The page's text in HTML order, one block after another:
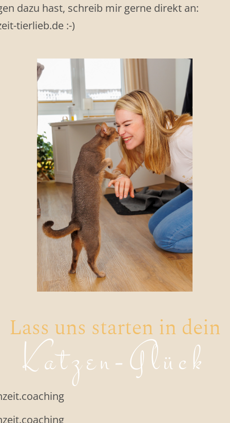
dazu hast, schreib mir gerne direkt an:
tierlieb.de :-)
Lass uns starten in dein
Katzen-Glück